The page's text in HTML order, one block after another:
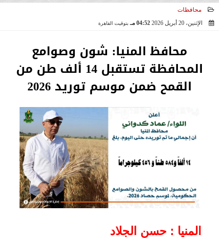
محافظات
الإثنين، 20 أبريل 2026
04:52 مـ بتوقيت القاهرة
محافظ المنيا: شون وصوامع
المحافظة تستقبل 14 ألف طن من
القمح ضمن موسم توريد 2026
المنيا : حسن الجلاد